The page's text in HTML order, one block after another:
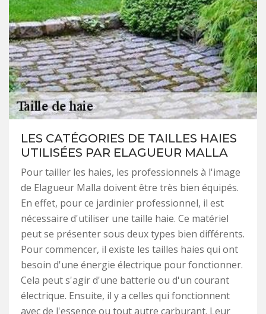
LES CATÉGORIES DE TAILLES HAIES
UTILISÉES PAR ELAGUEUR MALLA
Pour tailler les haies, les professionnels à l'image
de Elagueur Malla doivent être très bien équipés.
En effet, pour ce jardinier professionnel, il est
nécessaire d'utiliser une taille haie. Ce matériel
peut se présenter sous deux types bien différents.
Pour commencer, il existe les tailles haies qui ont
besoin d'une énergie électrique pour fonctionner.
Cela peut s'agir d'une batterie ou d'un courant
électrique. Ensuite, il y a celles qui fonctionnent
avec de l'essence ou tout autre carburant. Leur